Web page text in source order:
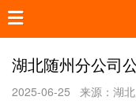
湖北随州分公司
2025-06-25 来源：湖